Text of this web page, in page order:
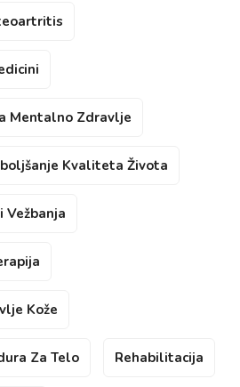
Mentalno Zdravlje
Kvaliteta Života
Vežbanja
Kože
Za Telo Rehabilitacija